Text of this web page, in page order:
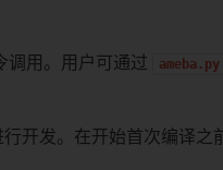
调用。用户可通过 ameba.py
开发。在开始首次编译之